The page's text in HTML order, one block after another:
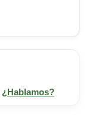
¿Hablamos?